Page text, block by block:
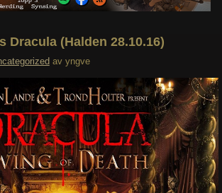
Dracula (Halden 28.10.16)
av yngve